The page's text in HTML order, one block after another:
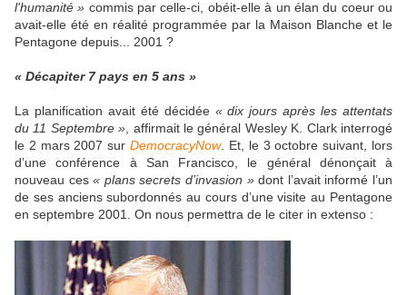
l'humanité » commis par celle-ci, obéit-elle à un élan du coeur ou
avait-elle été en réalité programmée par la Maison Blanche et le
Pentagone depuis... 2001 ?
« Décapiter 7 pays en 5 ans »
La planification avait été décidée « dix jours après les attentats
du 11 Septembre » , affirmait le général Wesley K. Clark interrogé
le 2 mars 2007 surDemocracyNow. Et, le 3 octobre suivant, lors
d’une conférence à San Francisco, le général dénonçait à
nouveau ces« plans secrets d’invasion »dont l’avait informé l’un
de ses anciens subordonnés au cours d’une visite au Pentagone
en septembre 2001. On nous permettra de le citer in extenso :